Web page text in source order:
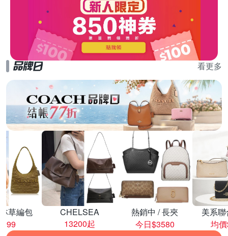
看更多
草編包
CHELSEA
13200起
熱銷中 / 長夾
今日$3580
美系
均